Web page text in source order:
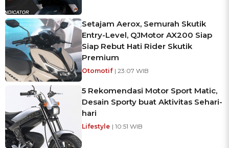
Setajam Aerox, Semurah Skutik
Entry-Level, QJMotor AX200 Siap
Siap Rebut Hati Rider Skutik
Premium
Otomotif | 23:07 WIB
5 Rekomendasi Motor Sport Matic,
Desain Sporty buat Aktivitas Sehari-
hari
Lifestyle | 10:51 WIB